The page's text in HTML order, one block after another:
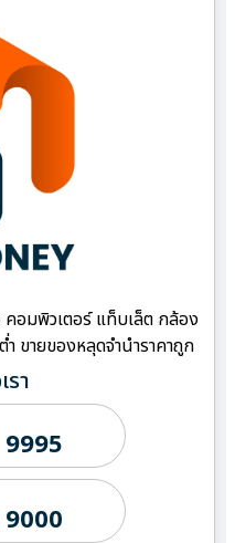
อมพิวเตอร์ แท็บเล็ต กล้อง
ขายของหลุดจำนำราคาถูก
า